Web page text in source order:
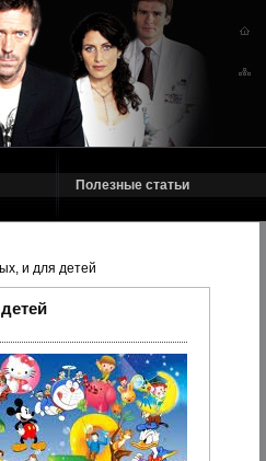
Полезные статьи
и для детей